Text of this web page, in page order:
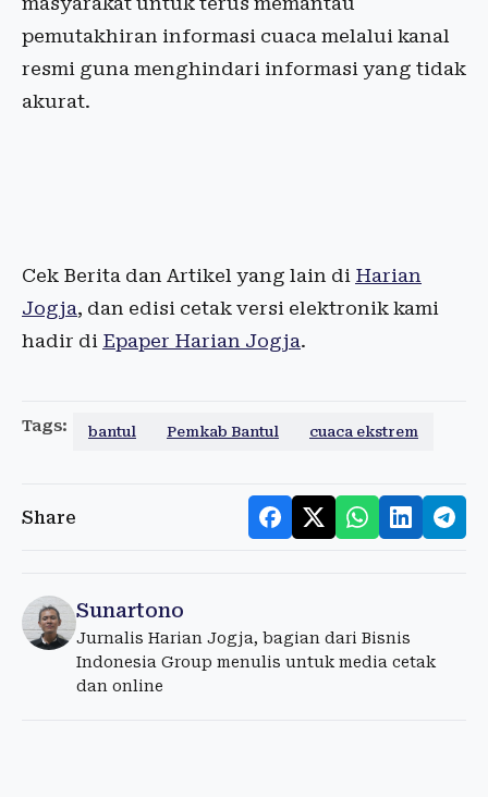
pemutakhiran informasi cuaca melalui kanal
resmi guna menghindari informasi yang tidak
akurat.
Cek Berita dan Artikel yang lain di Harian
Jogja, dan edisi cetak versi elektronik kami
hadir di Epaper Harian Jogja.
Tags: bantul Pemkab Bantul cuaca ekstrem
Share
Sunartono
Jurnalis Harian Jogja, bagian dari Bisnis
Indonesia Group menulis untuk media cetak
dan online